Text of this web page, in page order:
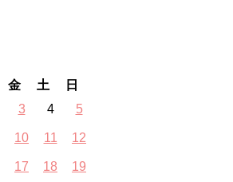
金 土
日
3 4 5
10 11 12
17 18 19